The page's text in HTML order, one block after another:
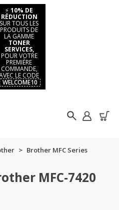
⚡ 10% DE
RÉDUCTION
SUR TOUS LES
PRODUITS DE
LA GAMME
TONER
SERVICES,
POUR VOTRE
PREMIÈRE
COMMANDE,
LE CODE
WELCOME10
Brother MFC Series
MFC-7420